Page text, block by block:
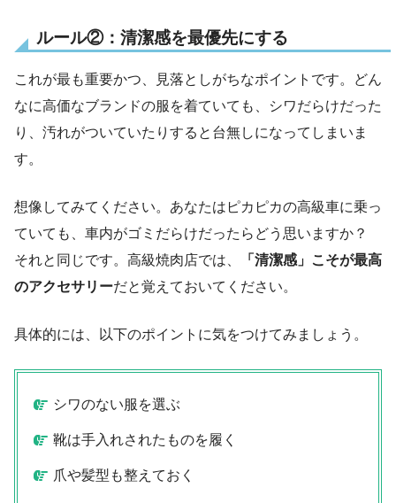
ルール②：清潔感を最優先にする
これが最も重要かつ、見落としがちなポイントです。どん
なに高価なブランドの服を着ていても、シワだらけだった
り、汚れがついていたりすると台無しになってしまいま
す。
想像してみてください。あなたはピカピカの高級車に乗っ
ていても、車内がゴミだらけだったらどう思いますか？
それと同じです。高級焼肉店では、
「清潔感」こそが最高
のアクセサリーだと覚えておいてください。
具体的には、以下のポイントに気をつけてみましょう。
シワのない服を選ぶ
靴は手入れされたものを履く
爪や髪型も整えておく